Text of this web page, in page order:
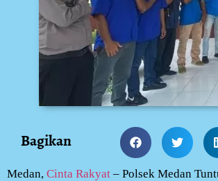
Bagikan
Medan, Cinta Rakyat – Polsek Medan